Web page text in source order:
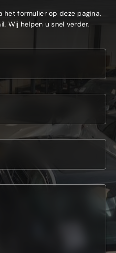
het formulier op deze pagina,
Wij helpen u snel verder.